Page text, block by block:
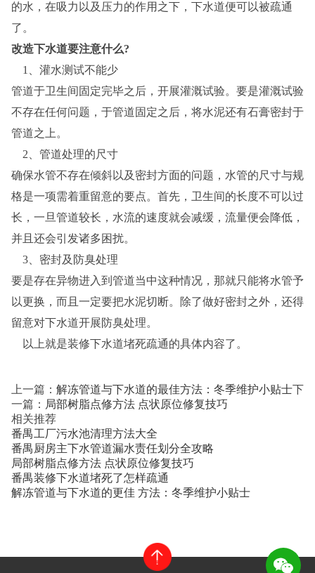
的水，在吸力以及压力的作用之下，下水道便可以被疏通
了。
改造下水道要注意什么?
1、灌水测试不能少
管道于卫生间固定完毕之后，开展灌溉试验。要是灌溉试验
不存在任何问题，于管道固定之后，将水泥还有石膏密封于
管道之上。
2、管道处理的尺寸
确保水管不存在倾斜以及密封方面的问题，水管的尺寸与规
格是一项需着重留意的要点。首先，卫生间的长度不可以过
长，一旦管道较长，水流的速度就会减缓，流量便会降低，
并且还会引发诸多困扰。
3、密封及防臭处理
要是存在异物进入到管道当中这种情况，那就只能将水管予
以更换，而且一定要把水泥切断。除了做好密封之外，还得
留意对下水道开展防臭处理。
以上就是装修下水道堵死疏通的具体内容了。
上一篇： 解冻管道与下水道的最佳方法：冬季维护小贴士下
一篇： 局部树脂点修方法 点状原位修复技巧
相关推荐
番禺工厂污水池清理方法大全
番禺厨房主下水管道漏水责任划分全攻略
局部树脂点修方法 点状原位修复技巧
番禺装修下水道堵死了怎样疏通
解冻管道与下水道的更佳 方法：冬季维护小贴士